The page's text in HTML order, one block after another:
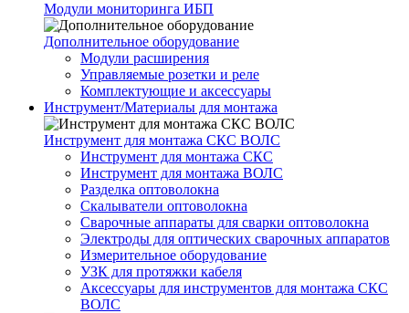
Модули мониторинга ИБП
Дополнительное оборудование
Модули расширения
Управляемые розетки и реле
Комплектующие и аксессуары
Инструмент/Материалы для монтажа
Инструмент для монтажа СКС ВОЛС
Инструмент для монтажа СКС
Инструмент для монтажа ВОЛС
Разделка оптоволокна
Скалыватели оптоволокна
Сварочные аппараты для сварки оптоволокна
Электроды для оптических сварочных аппаратов
Измерительное оборудование
УЗК для протяжки кабеля
Аксессуары для инструментов для монтажа СКС
ВОЛС